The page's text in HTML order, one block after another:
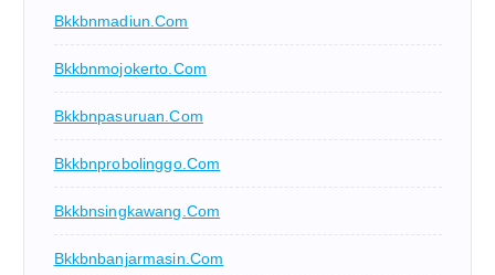
Bkkbnmadiun.com
Bkkbnmojokerto.com
Bkkbnpasuruan.com
Bkkbnprobolinggo.com
Bkkbnsingkawang.com
Bkkbnbanjarmasin.com